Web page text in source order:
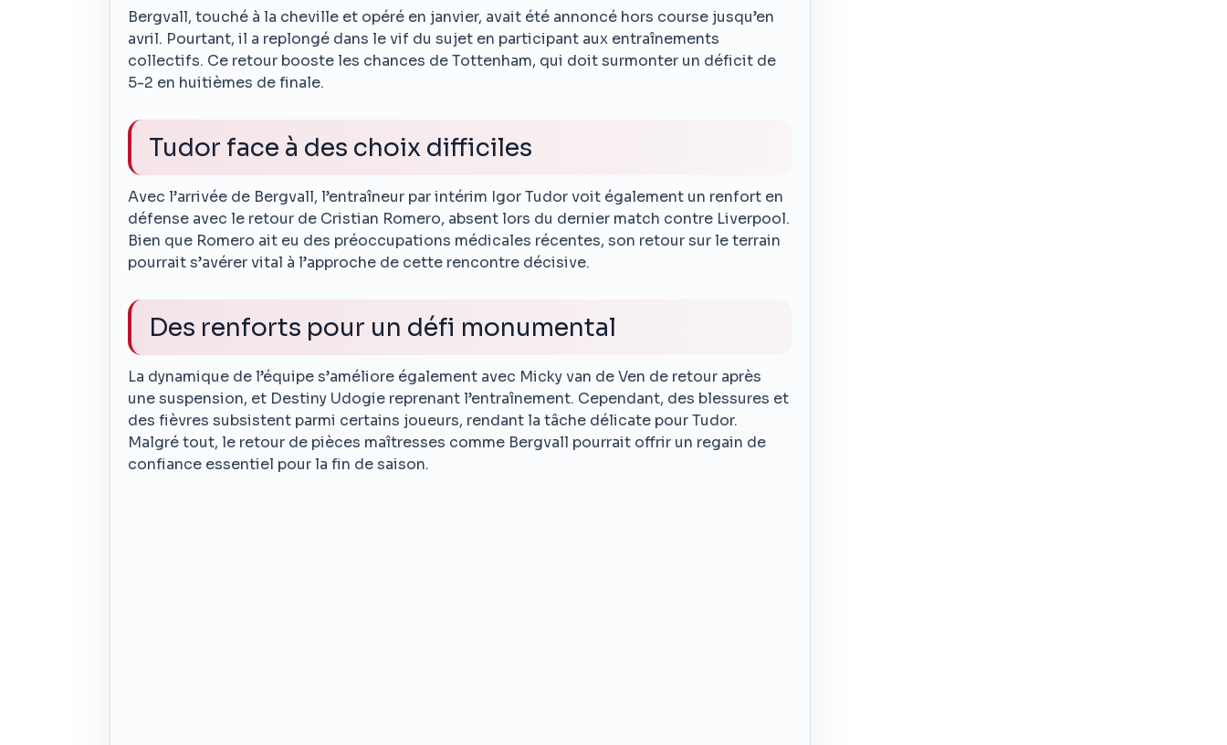
Bergvall, touché à la cheville et opéré en janvier, avait été annoncé hors course jusqu’en
avril. Pourtant, il a replongé dans le vif du sujet en participant aux entraînements
collectifs. Ce retour booste les chances de Tottenham, qui doit surmonter un déficit de
5-2 en huitièmes de finale.
Tudor face à des choix difficiles
Avec l’arrivée de Bergvall, l’entraîneur par intérim Igor Tudor voit également un renfort en
défense avec le retour de Cristian Romero, absent lors du dernier match contre Liverpool.
Bien que Romero ait eu des préoccupations médicales récentes, son retour sur le terrain
pourrait s’avérer vital à l’approche de cette rencontre décisive.
Des renforts pour un défi monumental
La dynamique de l’équipe s’améliore également avec Micky van de Ven de retour après
une suspension, et Destiny Udogie reprenant l’entraînement. Cependant, des blessures et
des fièvres subsistent parmi certains joueurs, rendant la tâche délicate pour Tudor.
Malgré tout, le retour de pièces maîtresses comme Bergvall pourrait offrir un regain de
confiance essentiel pour la fin de saison.